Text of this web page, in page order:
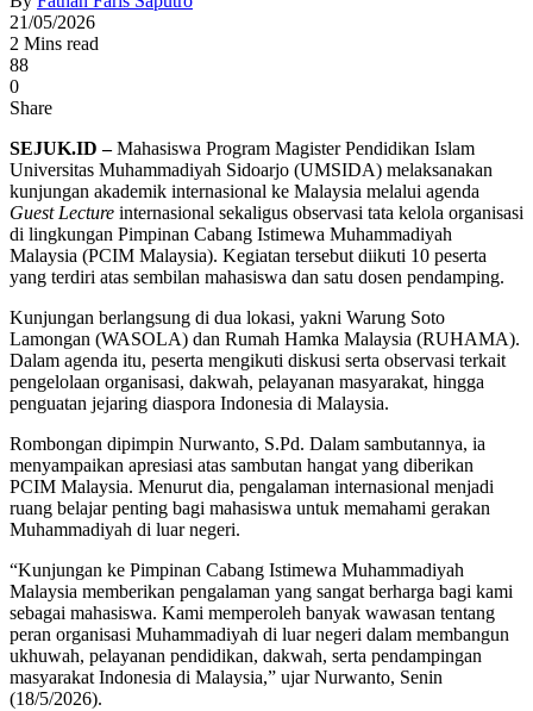
21/05/2026
2 Mins read
88
0
Share
SEJUK.ID –Mahasiswa Program Magister Pendidikan Islam
Universitas Muhammadiyah Sidoarjo (UMSIDA) melaksanakan
kunjungan akademik internasional ke Malaysia melalui agenda
Guest Lecture internasional sekaligus observasi tata kelola organisasi
di lingkungan Pimpinan Cabang Istimewa Muhammadiyah
Malaysia (PCIM Malaysia). Kegiatan tersebut diikuti 10 peserta
yang terdiri atas sembilan mahasiswa dan satu dosen pendamping.
Kunjungan berlangsung di dua lokasi, yakni Warung Soto
Lamongan (WASOLA) dan Rumah Hamka Malaysia (RUHAMA).
Dalam agenda itu, peserta mengikuti diskusi serta observasi terkait
pengelolaan organisasi, dakwah, pelayanan masyarakat, hingga
penguatan jejaring diaspora Indonesia di Malaysia.
Rombongan dipimpin Nurwanto, S.Pd. Dalam sambutannya, ia
menyampaikan apresiasi atas sambutan hangat yang diberikan
PCIM Malaysia. Menurut dia, pengalaman internasional menjadi
ruang belajar penting bagi mahasiswa untuk memahami gerakan
Muhammadiyah di luar negeri.
“Kunjungan ke Pimpinan Cabang Istimewa Muhammadiyah
Malaysia memberikan pengalaman yang sangat berharga bagi kami
sebagai mahasiswa. Kami memperoleh banyak wawasan tentang
peran organisasi Muhammadiyah di luar negeri dalam membangun
ukhuwah, pelayanan pendidikan, dakwah, serta pendampingan
masyarakat Indonesia di Malaysia,” ujar Nurwanto, Senin
(18/5/2026).